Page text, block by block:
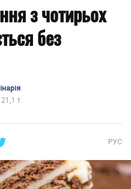
з чотирьох
без
21,1 т.
РУС